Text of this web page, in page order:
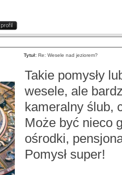
Tytuł: Re: Wesele nad jeziorem?
Takie pomysły
wesele, ale
kameralny ślub,
Może być nieco
ośrodki,
Pomysł super!